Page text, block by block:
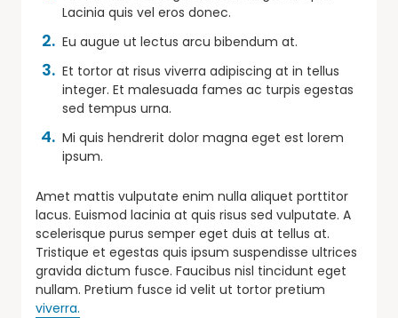
Lacinia quis vel eros donec.
Eu augue ut lectus arcu bibendum at.
Et tortor at risus viverra adipiscing at in tellus
integer. Et malesuada fames ac turpis egestas
sed tempus urna.
Mi quis hendrerit dolor magna eget est lorem
ipsum.
Amet mattis vulputate enim nulla aliquet porttitor
lacus. Euismod lacinia at quis risus sed vulputate. A
scelerisque purus semper eget duis at tellus at.
Tristique et egestas quis ipsum suspendisse ultrices
gravida dictum fusce. Faucibus nisl tincidunt eget
nullam. Pretium fusce id velit ut tortor pretium
viverra.